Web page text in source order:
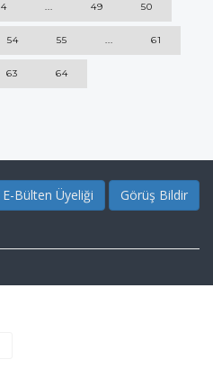
4 ... 49 50
54 55 ... 61
63 64
E-Bülten Üyeliği Görüş Bildir